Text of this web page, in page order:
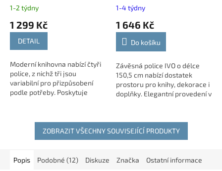
1-2 týdny
1 299 Kč
DETAIL
Moderní knihovna nabízí čtyři
police, z nichž tři jsou
variabilní pro přizpůsobení
podle potřeby. Poskytuje
jednoduchému...
1-4 týdny
1 646 Kč
Do košíku
Závěsná police IVO o délce
150,5 cm nabízí dostatek
prostoru pro knihy, dekorace i
doplňky. Elegantní provedení v
interiérů....
ZOBRAZIT VŠECHNY SOUVISEJÍCÍ PRODUKTY
Popis Podobné (12) Diskuze Značka Ostatní informace